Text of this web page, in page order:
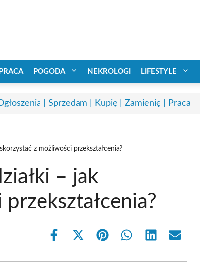
PRACA POGODA NEKROLOGI LIFESTYLE
| Sprzedam | Kupię | Zamienię | Praca
z możliwości przekształcenia?
– jak
Share
Share
(Twitter)
Share Share Share Share